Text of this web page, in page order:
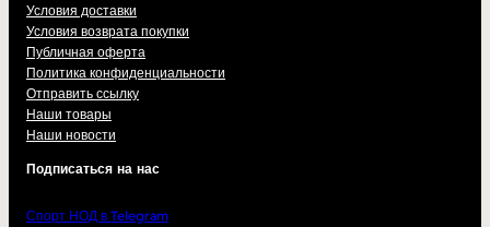
Условия доставки
Условия возврата покупки
Публичная оферта
Политика конфиденциальности
Отправить ссылку
Наши товары
Наши новости
Подписаться на нас
Спорт НОД в Telegram